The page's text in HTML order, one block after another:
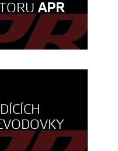
APR